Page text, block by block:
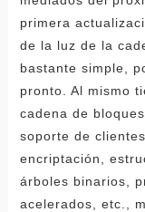
primera
de la luz de la
bastante simple,
pronto. Al mismo
cadena de
soporte de
encriptación,
árboles binarios,
acelerados, etc.,